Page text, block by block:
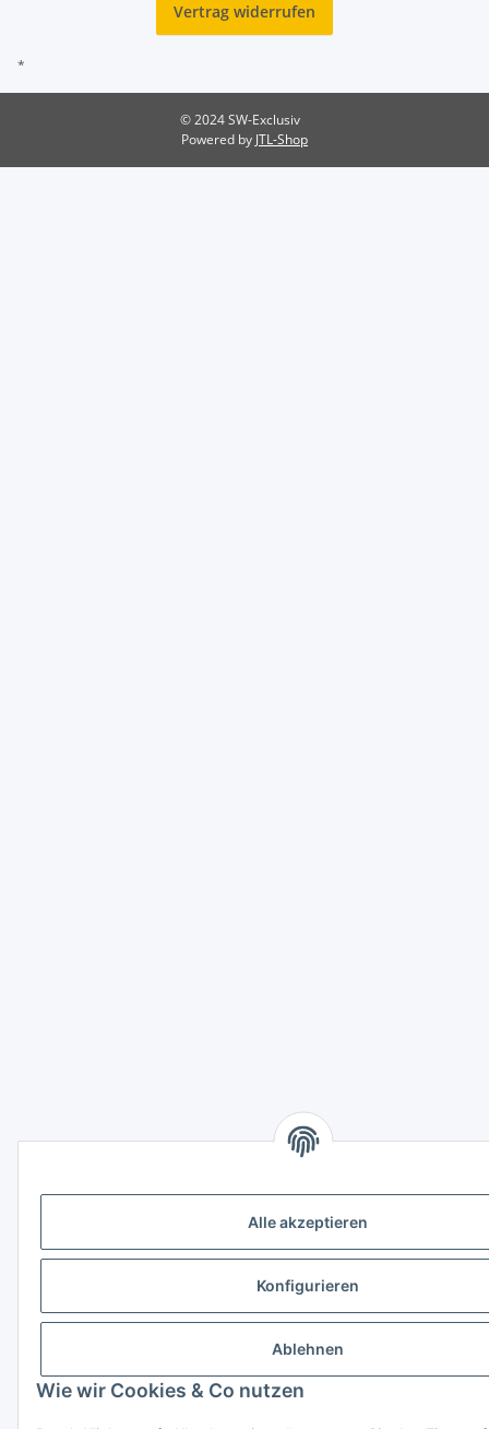
Alle akzeptieren
Konfigurieren
Ablehnen
Wie wir Cookies & Co nutzen
Vertrag widerrufen
*
© 2024 SW-Exclusiv
Powered by JTL-Shop